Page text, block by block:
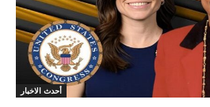
أحدث الاخبار